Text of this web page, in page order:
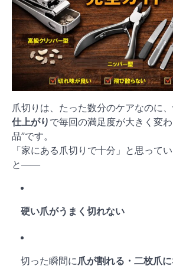
爪切りは、たった数分のケアなのに、
仕上がり で毎回の満足度が大きく変
品”です。
「家にある爪切りで十分」と思って
と――
硬い爪がうまく切れない
切った瞬間に 爪が割れる・二枚爪